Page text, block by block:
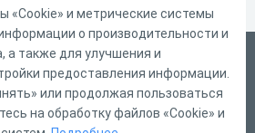
связи
«Cookie» и метрические системы
о производительности и
а также для улучшения и
предоставления информации.
или продолжая пользоваться
на обработку файлов «Cookie» и